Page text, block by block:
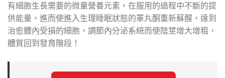
有細胞生長需要的微量營養元素，在服用的過程中不斷的提
供能量，進而使進入生理睡眠狀態的睪丸酮重新蘇醒，達到
治愈體內受損的細胞，調節內分泌系統而使陰莖增大增粗，
體質回到發育階段！